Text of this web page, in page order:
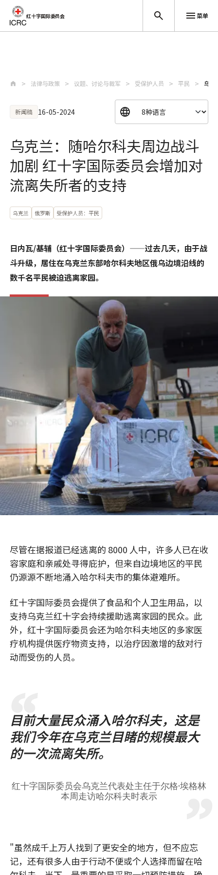
红十字国际委员会 菜单
法律与政策 议题、讨论与裁军 受保护人员 平民 乌克
新闻稿 16-05-2024
乌克兰：随哈尔科夫周边战斗
加剧 红十字国际委员会增加对
流离失所者的支持
乌克兰 俄罗斯 受保护人员：平民
日内瓦/基辅（红十字国际委员会）——过去几天，由于战
斗升级，居住在乌克兰东部哈尔科夫地区俄乌边境沿线的
数千名平民被迫逃离家园。
尽管在据报道已经逃离的 8000 人中，许多人已在收
容家庭和亲戚处寻得庇护，但来自边境地区的平民
仍源源不断地涌入哈尔科夫市的集体避难所。
红十字国际委员会提供了食品和个人卫生用品，以
支持乌克兰红十字会持续援助逃离家园的民众。此
外，红十字国际委员会还为哈尔科夫地区的多家医
疗机构提供医疗物资支持，以治疗因激增的敌对行
动而受伤的人员。
目前大量民众涌入哈尔科夫，这是
我们今年在乌克兰目睹的规模最大
的一次流离失所。
红十字国际委员会乌克兰代表处主任于尔格·埃格林
本周走访哈尔科夫时表示
"虽然成千上万人找到了更安全的地方，但不应忘
记，还有很多人由于行动不便或个人选择而留在哈